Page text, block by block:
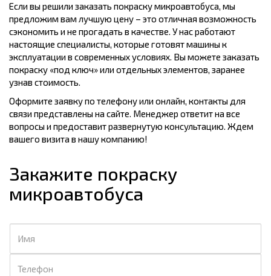
Если вы решили заказать покраску микроавтобуса, мы
предложим вам лучшую цену – это отличная возможность
сэкономить и не прогадать в качестве. У нас работают
настоящие специалисты, которые готовят машины к
эксплуатации в современных условиях. Вы можете заказать
покраску «под ключ» или отдельных элементов, заранее
узнав стоимость.
Оформите заявку по телефону или онлайн, контакты для
связи представлены на сайте. Менеджер ответит на все
вопросы и предоставит развернутую консультацию. Ждем
вашего визита в нашу компанию!
Закажите покраску
микроавтобуса